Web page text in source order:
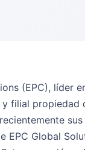
(EPC), líder
filial propiedad
EPC Global